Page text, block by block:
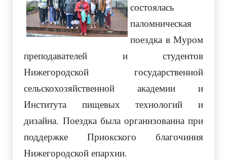
состоялась
паломническая
поездка в Муром
преподавателей и студентов
Нижегородской государственной
сельскохозяйственной академии и
Института пищевых технологий и
дизайна. Поездка была организованна при
поддержке Приокского благочиния
Нижегородской епархии.